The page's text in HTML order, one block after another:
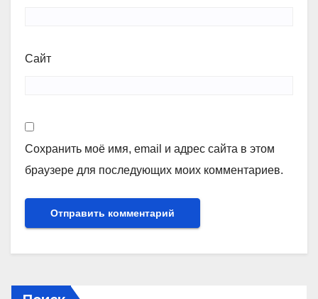
Сайт
Сохранить моё имя, email и адрес сайта в этом
браузере для последующих моих комментариев.